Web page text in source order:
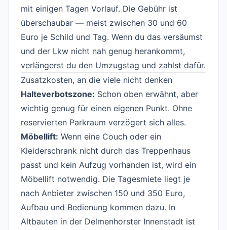
mit einigen Tagen Vorlauf. Die Gebühr ist
überschaubar — meist zwischen 30 und 60
Euro je Schild und Tag. Wenn du das versäumst
und der Lkw nicht nah genug herankommt,
verlängerst du den Umzugstag und zahlst dafür.
Zusatzkosten, an die viele nicht denken
Halteverbotszone: Schon oben erwähnt, aber
wichtig genug für einen eigenen Punkt. Ohne
reservierten Parkraum verzögert sich alles.
Möbellift: Wenn eine Couch oder ein
Kleiderschrank nicht durch das Treppenhaus
passt und kein Aufzug vorhanden ist, wird ein
Möbellift notwendig. Die Tagesmiete liegt je
nach Anbieter zwischen 150 und 350 Euro,
Aufbau und Bedienung kommen dazu. In
Altbauten in der Delmenhorster Innenstadt ist